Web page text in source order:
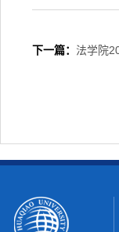
下一篇： 法学院